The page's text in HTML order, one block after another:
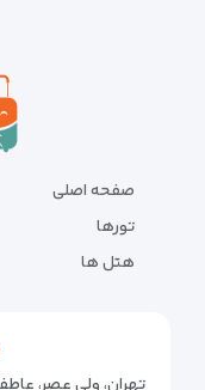
صفحه اصلی
تورها
هتل ها